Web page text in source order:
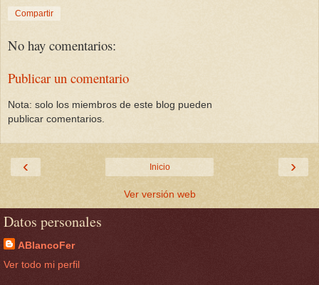
Compartir
No hay comentarios:
Publicar un comentario
Nota: solo los miembros de este blog pueden
publicar comentarios.
‹ ›
Inicio
Ver versión web
Datos personales
ABlancoFer
Ver todo mi perfil